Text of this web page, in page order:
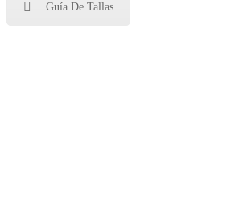
Guía De Tallas